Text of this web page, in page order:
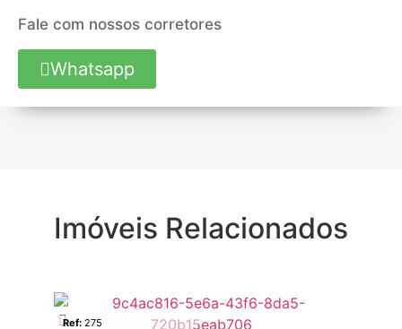
Fale com nossos corretores
Whatsapp
Imóveis Relacionados
Terreno
Ref: 275